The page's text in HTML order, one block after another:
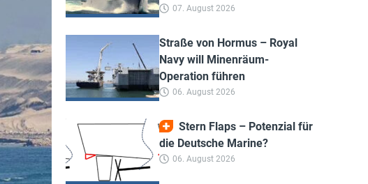
07. August 2026
Straße von Hormus – Royal
Navy will Minenräum-
Operation führen
06. August 2026
Stern Flaps – Potenzial für
die Deutsche Marine?
06. August 2026